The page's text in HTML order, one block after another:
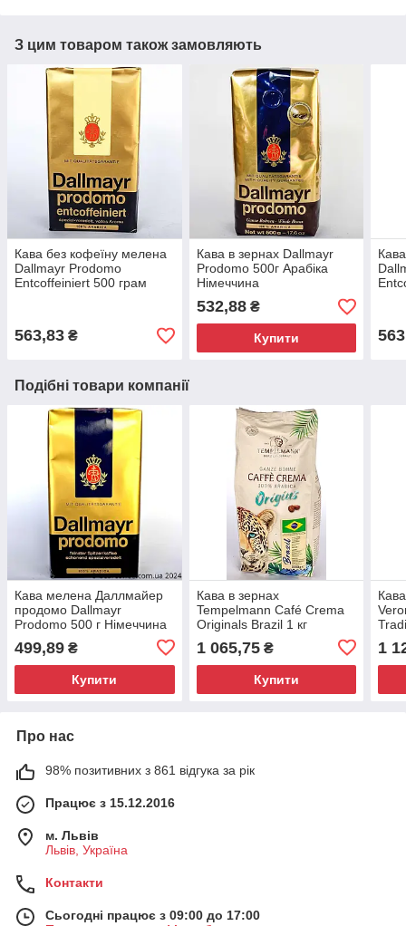
З цим товаром також замовляють
Кава без кофеїну мелена
Dallmayr Prodomo
Entcoffeiniert 500 грам
563,83 ₴
Кава в зернах Dallmayr
Prodomo 500г Арабіка
Німеччина
532,88₴
Купити
Подібні товари компанії
Кава мелена Даллмайер
продомо Dallmayr
Prodomo 500 г Німеччина
499,89 ₴
Купити
Кава в зернах
Tempelmann Café Crema
Originals Brazil 1 кг
1 065,75₴
Купити
1
Про нас
98% позитивних з 861 відгука за рік
Працює з 15.12.2016
м. Львів
Львів, Україна
Контакти
Сьогодні працює з 09:00 до 17:00